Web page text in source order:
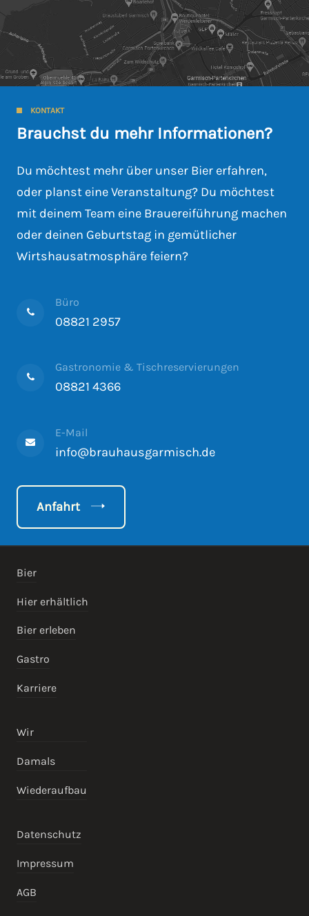
KONTAKT
Brauchst du mehr Informationen?
Du möchtest mehr über unser Bier erfahren,
oder planst eine Veranstaltung? Du möchtest
mit deinem Team eine Brauereiführung machen
oder deinen Geburtstag in gemütlicher
Wirtshausatmosphäre feiern?
Büro
08821 2957
Gastronomie & Tischreservierungen
08821 4366
E-Mail
info@brauhausgarmisch.de
Anfahrt
Bier
Hier erhältlich
Bier erleben
Gastro
Karriere
Wir
Damals
Wiederaufbau
Datenschutz
Impressum
AGB